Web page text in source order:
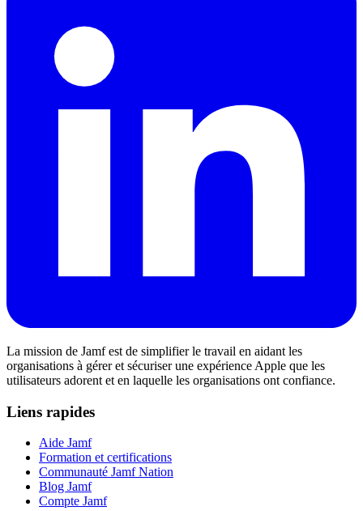
La mission de Jamf est de simplifier le travail en aidant les
organisations à gérer et sécuriser une expérience Apple que les
utilisateurs adorent et en laquelle les organisations ont confiance.
Liens rapides
Aide Jamf
Formation et certifications
Communauté Jamf Nation
Blog Jamf
Compte Jamf